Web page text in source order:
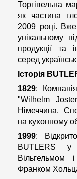
Торгівельна
як частина
2009 році. Вже
унікальному
продукції та
серед
Історія
1829:
"Wilhelm
Німеччина.
на кухонному
1999:
BUTLERS у
Франком